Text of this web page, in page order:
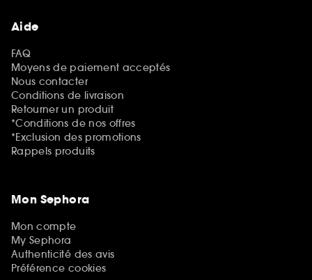
Aide
FAQ
Moyens de paiement acceptés
Nous contacter
Conditions de livraison
Retourner un produit
*Conditions de nos offres
*Exclusion des promotions
Rappels produits
Mon Sephora
Mon compte
My Sephora
Authenticité des avis
Préférence cookies